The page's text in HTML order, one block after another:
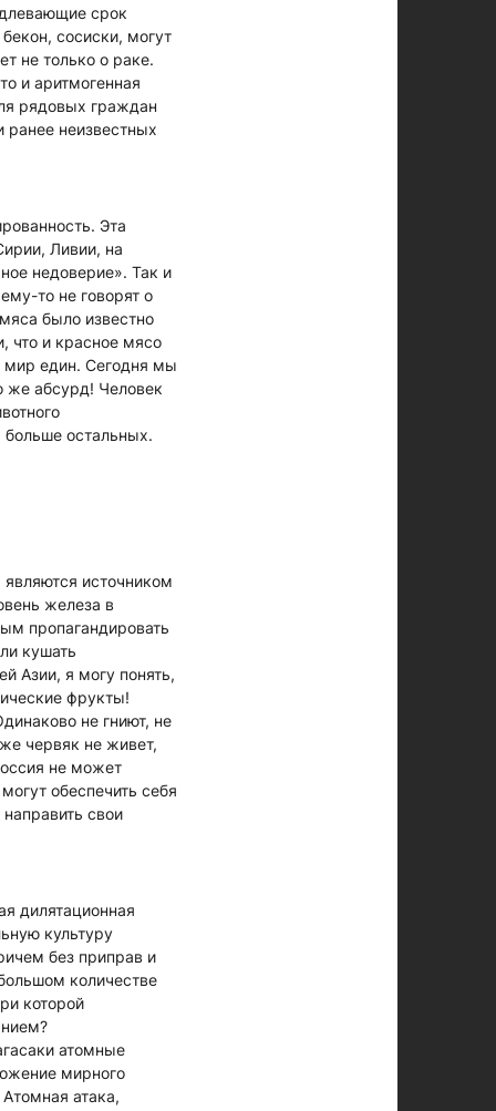
срок
сосиски, могут
не только о раке.
и аритмогенная
рядовых граждан
ранее неизвестных
Эта
Ливии, на
недоверие». Так и
то не говорят о
было известно
что и красное мясо
мир един. Сегодня мы
же абсурд! Человек
остальных.
источником
железа в
пропагандировать
кушать
Азии, я могу понять,
фрукты!
не гниют, не
червяк не живет,
не может
обеспечить себя
свои
дилятационная
культуру
без приправ и
количестве
которой
атомные
мирного
атака,